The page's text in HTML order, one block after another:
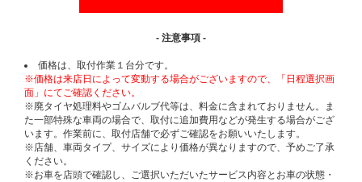
- 注意事項 -
価格は、取付作業１台分です。
※価格は来店日によって変動する場合がございますので、「日程選択画
面」にてご確認ください。
※廃タイヤ処理料やゴムバルブ代等は、料金に含まれておりません。ま
た一部特殊な車両の場合で、取付に追加費用などが発生する場合がござ
います。作業前に、取付店舗で必ずご確認をお願いいたします。
※店舗、車両タイプ、サイズにより価格が異なりますので、予めご了承
ください。
※お車を店頭で確認し、ご選択いただいたサービス内容とお車の状態・